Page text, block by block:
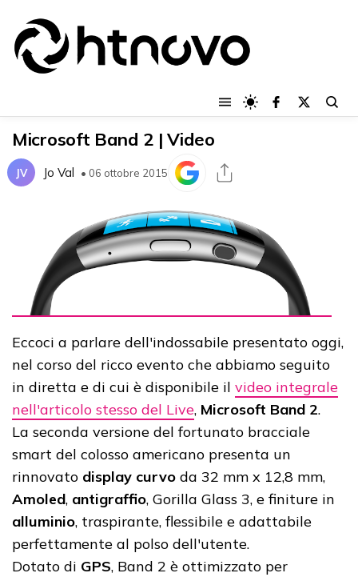
Microsoft Band 2 | Video
JV Jo Val • 06 ottobre 2015
Eccoci a parlare dell'indossabile presentato oggi,
nel corso del ricco evento che abbiamo seguito
in diretta e di cui è disponibile il video integrale
nell'articolo stesso del Live, Microsoft Band 2.
La seconda versione del fortunato bracciale
smart del colosso americano presenta un
rinnovato display curvo da 32 mm x 12,8 mm,
Amoled, antigraffio, Gorilla Glass 3, e finiture in
alluminio, traspirante, flessibile e adattabile
perfettamente al polso dell'utente.
Dotato di GPS, Band 2 è ottimizzato per